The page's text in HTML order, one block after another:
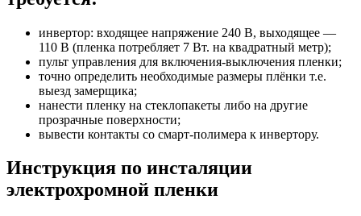
инвертор: входящее напряжение 240 В, выходящее —
110 В (пленка потребляет 7 Вт. на квадратный метр);
пульт управления для включения-выключения пленки;
точно определить необходимые размеры плёнки т.е.
выезд замерщика;
нанести пленку на стеклопакеты либо на другие
прозрачные поверхности;
вывести контакты со смарт-полимера к инвертору.
Инструкция по инсталяции
электрохромной пленки